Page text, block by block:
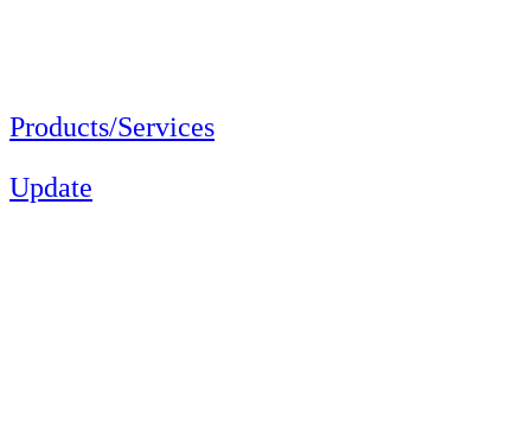
Products/Services
Update